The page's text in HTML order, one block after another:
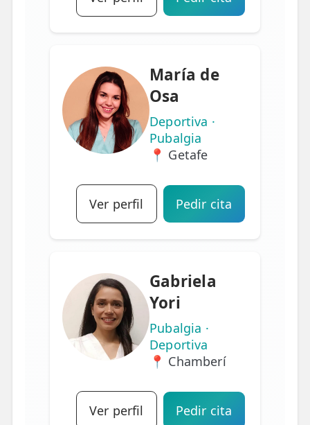
María de
Osa
Deportiva ·
Pubalgia
📍 Getafe
Ver perfil Pedir cita
Gabriela
Yori
Pubalgia ·
Deportiva
📍 Chamberí
Ver perfil Pedir cita